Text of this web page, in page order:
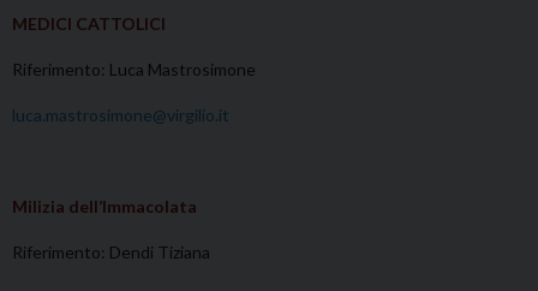
MEDICI CATTOLICI
Riferimento: Luca Mastrosimone
luca.mastrosimone@virgilio.it
Milizia dell’Immacolata
Riferimento: Dendi Tiziana